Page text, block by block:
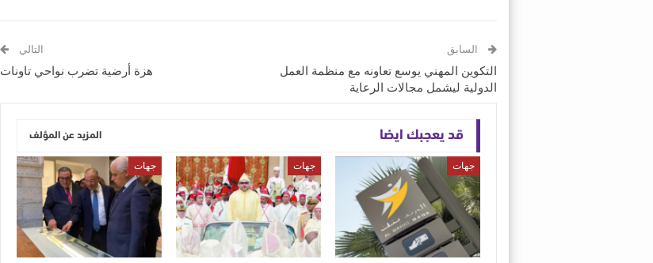
السابق
التكوين المهني يوسع تعاونه مع منظمة العمل
الدولية ليشمل مجالات الرعاية
التالي
هزة أرضية تضرب نواحي تاونات
قد يعجبك ايضا المزيد عن المؤلف
جهات جهات جهات